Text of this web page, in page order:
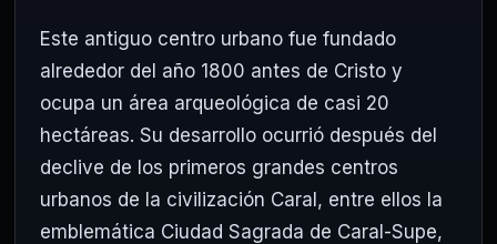
Este antiguo centro urbano fue fundado
alrededor del año 1800 antes de Cristo y
ocupa un área arqueológica de casi 20
hectáreas. Su desarrollo ocurrió después del
declive de los primeros grandes centros
urbanos de la civilización Caral, entre ellos la
emblemática Ciudad Sagrada de Caral-Supe,